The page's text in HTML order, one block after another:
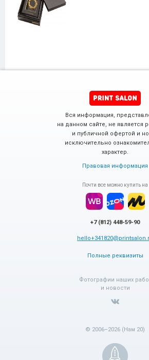
Вся информация,
на данном сайте, не является
и публичной офертой и
исключительно
характер.
Правовая информация
Почти все можно купить на
+7 (812) 448-59-90
Полные реквизиты
Фотографии наших
и новости
© 2006–2026 (Нам 20)